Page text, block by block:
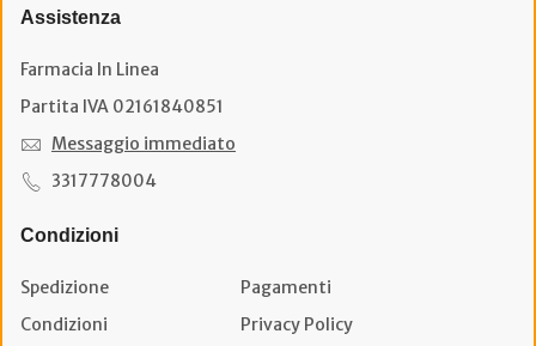
Assistenza
Farmacia In Linea
Partita IVA 02161840851
Messaggio immediato
3317778004
Condizioni
Spedizione
Pagamenti
Condizioni
Privacy Policy